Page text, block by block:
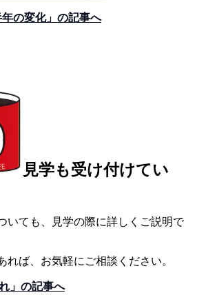
年の変化」の記事へ
見学も受け付けてい
いても、見学の際に詳しくご説明で
ば、お気軽にご相談ください。
」の記事へ